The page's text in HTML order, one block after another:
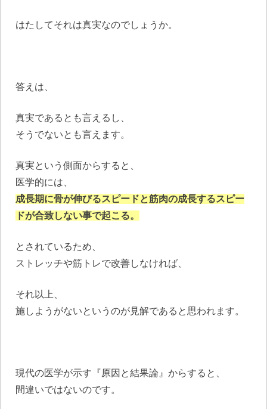
はたしてそれは真実なのでしょうか。
答えは、
真実であるとも言えるし、
そうでないとも言えます。
真実という側面からすると、
医学的には、
成長期に骨が伸びるスピードと筋肉の成長するスピー
ドが合致しない事で起こる。
とされているため、
ストレッチや筋トレで改善しなければ、
それ以上、
施しようがないというのが見解であると思われます。
現代の医学が示す『原因と結果論』からすると、
間違いではないのです。